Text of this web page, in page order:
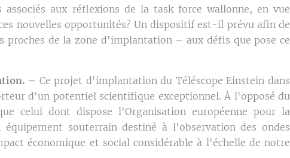
aux réflexions de la task force wallonne, en vue
nouvelles opportunités? Un dispositif est-il prévu afin de
proches de la zone d'implantation – aux défis que pose ce
– Ce projet d'implantation du Téléscope Einstein dans
d'un potentiel scientifique exceptionnel. À l'opposé du
celui dont dispose l'Organisation européenne pour la
souterrain destiné à l'observation des ondes
économique et social considérable à l'échelle de notre